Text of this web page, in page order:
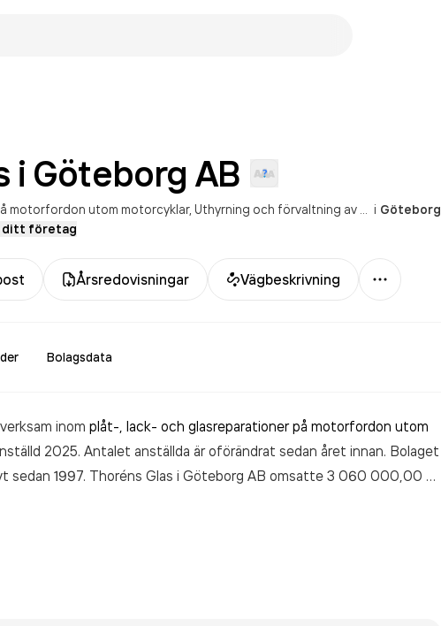
i Göteborg AB
motorfordon utom motorcyklar Uthyrning och förvaltning av egna eller arrenderade, andra lokaler i Göteborg
ditt företag
Årsredovisningar Vägbeskrivning
Mer
Bolagsdata
inom plåt-, lack- och glasreparationer på motorfordon utom
2025. Antalet anställda är oförändrat sedan året innan. Bolaget
1997. Thoréns Glas i Göteborg AB omsatte 3 060 000,00 kr